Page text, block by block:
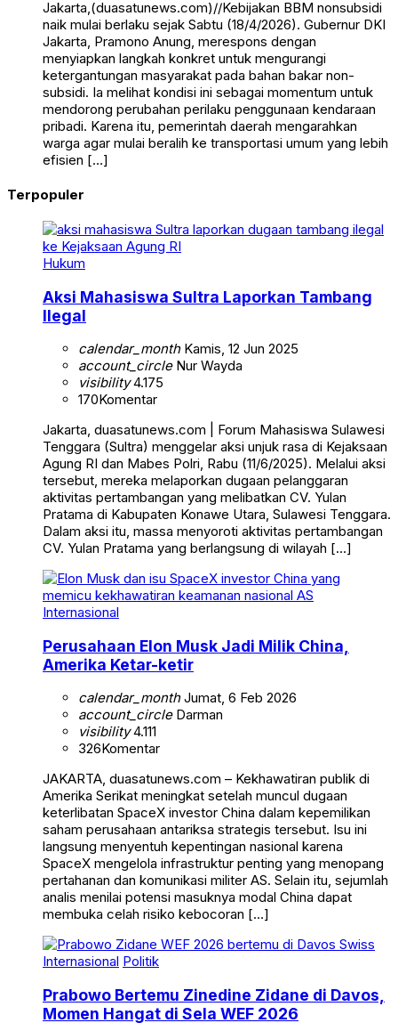
Jakarta,(duasatunews.com)//Kebijakan BBM nonsubsidi
naik mulai berlaku sejak Sabtu (18/4/2026). Gubernur DKI
Jakarta, Pramono Anung, merespons dengan
menyiapkan langkah konkret untuk mengurangi
ketergantungan masyarakat pada bahan bakar non-
subsidi. Ia melihat kondisi ini sebagai momentum untuk
mendorong perubahan perilaku penggunaan kendaraan
pribadi. Karena itu, pemerintah daerah mengarahkan
warga agar mulai beralih ke transportasi umum yang lebih
efisien […]
Terpopuler
Hukum
Aksi Mahasiswa Sultra Laporkan Tambang
Ilegal
calendar_monthKamis, 12 Jun 2025
account_circleNur Wayda
visibility4.175
170Komentar
Jakarta, duasatunews.com | Forum Mahasiswa Sulawesi
Tenggara (Sultra) menggelar aksi unjuk rasa di Kejaksaan
Agung RI dan Mabes Polri, Rabu (11/6/2025). Melalui aksi
tersebut, mereka melaporkan dugaan pelanggaran
aktivitas pertambangan yang melibatkan CV. Yulan
Pratama di Kabupaten Konawe Utara, Sulawesi Tenggara.
Dalam aksi itu, massa menyoroti aktivitas pertambangan
CV. Yulan Pratama yang berlangsung di wilayah […]
Internasional
Perusahaan Elon Musk Jadi Milik China,
Amerika Ketar-ketir
calendar_monthJumat, 6 Feb 2026
account_circleDarman
visibility4.111
326Komentar
JAKARTA, duasatunews.com – Kekhawatiran publik di
Amerika Serikat meningkat setelah muncul dugaan
keterlibatan SpaceX investor China dalam kepemilikan
saham perusahaan antariksa strategis tersebut. Isu ini
langsung menyentuh kepentingan nasional karena
SpaceX mengelola infrastruktur penting yang menopang
pertahanan dan komunikasi militer AS. Selain itu, sejumlah
analis menilai potensi masuknya modal China dapat
membuka celah risiko kebocoran […]
Internasional Politik
Prabowo Bertemu Zinedine Zidane di Davos,
Momen Hangat di Sela WEF 2026